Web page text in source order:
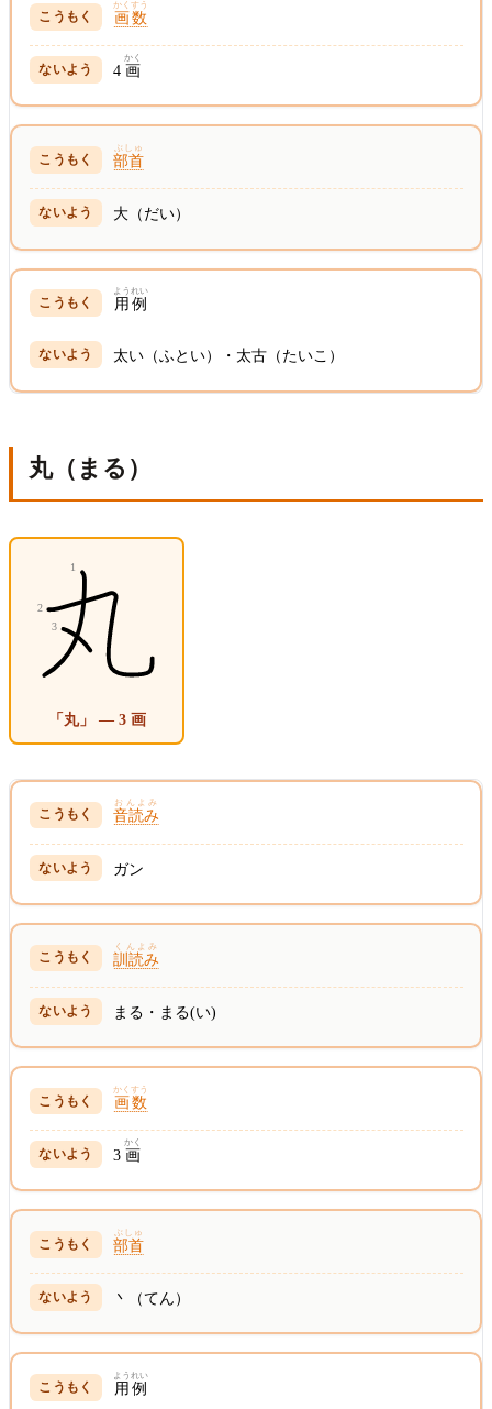
画数
かくすう
4 画
かく
部首
ぶしゅ
大（だい）
用例
ようれい
太い（ふとい）・太古（たいこ）
丸（まる）
「丸」 — 3 画
音読み
おんよみ
ガン
訓読み
くんよみ
まる・まる(い)
画数
かくすう
3 画
かく
部首
ぶしゅ
丶（てん）
用例
ようれい